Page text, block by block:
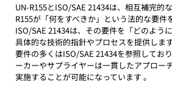
UN-R155とISO/SAE 21434は、相互補完的
R155が「何をすべきか」という法的な要件
ISO/SAE 21434は、その要件を「どのよう
具体的な技術的指針やプロセスを提供しま
要件の多くはISO/SAE 21434を参照してお
ーカーやサプライヤーは一貫したアプロー
実施することが可能になっています 。